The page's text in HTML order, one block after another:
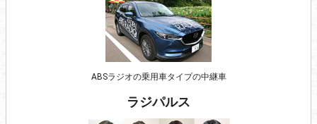
ABSラジオの乗用車タイプの中継車
ラジパルス